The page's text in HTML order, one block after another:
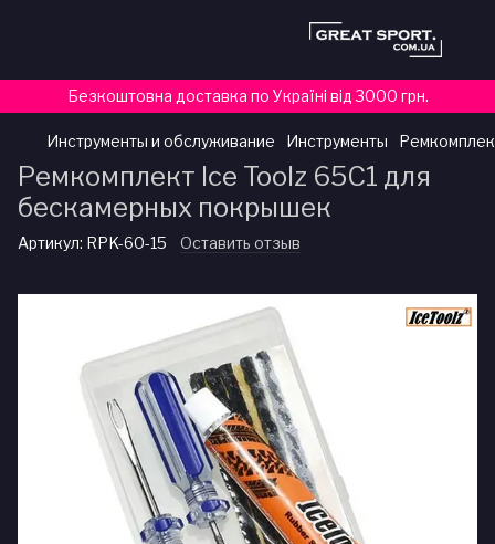
Безкоштовна доставка по Україні від 3000 грн.
Инструменты и обслуживание Инструменты
Ремкомплект Ice Toolz 65C1 для
бескамерных покрышек
Артикул: RPK-60-15 Оставить отзыв